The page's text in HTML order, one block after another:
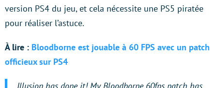
version PS4 du jeu, et cela nécessite une PS5 piratée
pour réaliser l’astuce.
À lire : Bloodborne est jouable à 60 FPS avec un patch
officieux sur PS4
Illusion has done it! My Bloodborne 60fps patch has